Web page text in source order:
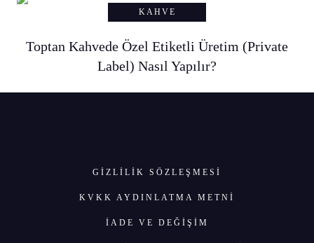
KAHVE
Toptan Kahvede Özel Etiketli Üretim (Private
Label) Nasıl Yapılır?
GIZLILIK SÖZLEŞMESI
KVKK AYDINLATMA METNİ
İADE VE DEĞİŞİM